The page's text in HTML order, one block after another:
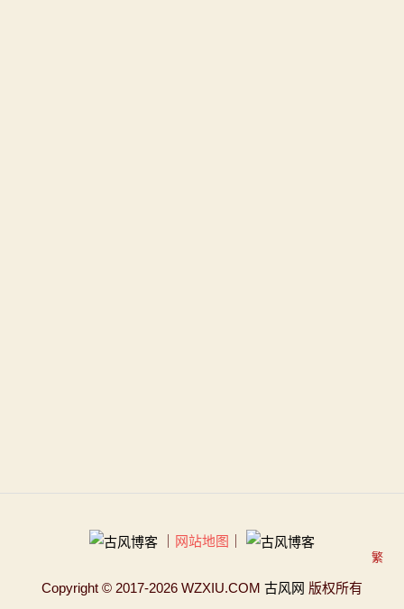
网站地图
Copyright © 2017-2026 WZXIU.COM 古风网 版权所有
繁